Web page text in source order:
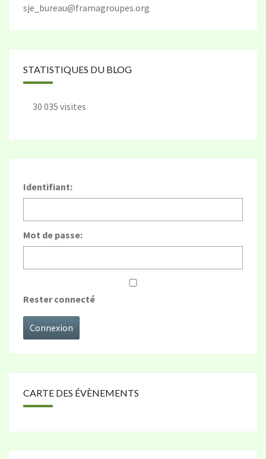
sje_bureau@framagroupes.org
STATISTIQUES DU BLOG
30 035 visites
Identifiant:
Mot de passe:
Rester connecté
Connexion
CARTE DES ÉVÈNEMENTS